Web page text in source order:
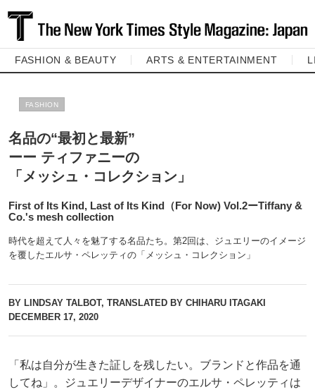
FASHION & BEAUTY ARTS & ENTERTAINMENT
FASHION
名品の“最初と最新”
ーー ティファニーの
「メッシュ・コレクション」
First of Its Kind, Last of Its Kind（For Now) Vol.2ーTiffany &
Co.'s mesh collection
時代を超えて人々を魅了する名品たち。第2回は、ジュエリーのイメージ
を覆したエルサ・ペレッティの「メッシュ・コレクション」
BY LINDSAY TALBOT, TRANSLATED BY CHIHARU ITAGAKI
DECEMBER 17, 2020
「私は自分が生きた証しを残したい。ブランドと作品を通
してね」。ジュエリーデザイナーのエルサ・ペレッティは